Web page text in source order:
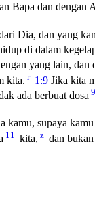
Bapa dan dengan
Dia, dan yang
di dalam
yang lain,
kita. r 1:9 Jika kita
ada berbuat dosa9
kamu, supaya
11 kita, z dan